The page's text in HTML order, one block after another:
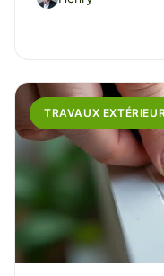
TRAVAUX